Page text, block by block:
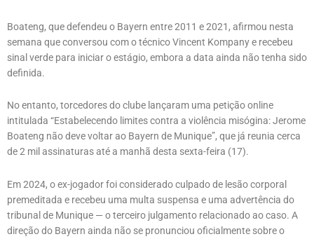
Boateng, que defendeu o Bayern entre 2011 e 2021, afirmou nesta
semana que conversou com o técnico Vincent Kompany e recebeu
sinal verde para iniciar o estágio, embora a data ainda não tenha sido
definida.
No entanto, torcedores do clube lançaram uma petição online
intitulada “Estabelecendo limites contra a violência misógina: Jerome
Boateng não deve voltar ao Bayern de Munique”, que já reunia cerca
de 2 mil assinaturas até a manhã desta sexta-feira (17).
Em 2024, o ex-jogador foi considerado culpado de lesão corporal
premeditada e recebeu uma multa suspensa e uma advertência do
tribunal de Munique — o terceiro julgamento relacionado ao caso. A
direção do Bayern ainda não se pronunciou oficialmente sobre o